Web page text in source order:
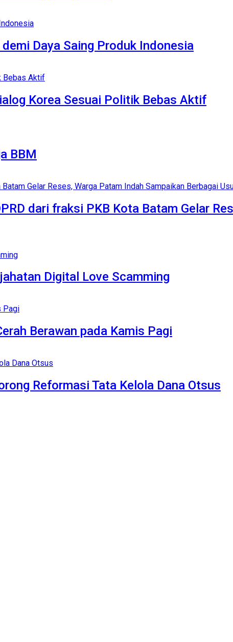
Daya Saing Produk Indonesia
Korea Sesuai Politik Bebas Aktif
BBM
dari fraksi PKB Kota Batam Gelar
Digital Love Scamming
Berawan pada Kamis Pagi
Reformasi Tata Kelola Dana Otsus